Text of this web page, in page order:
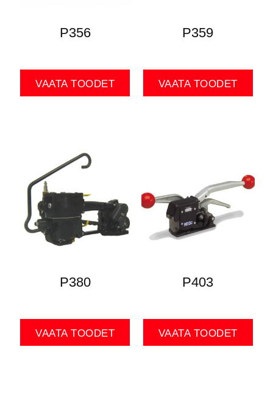
P356
VAATA TOODET
P359
VAATA TOODET
P380
VAATA TOODET
P403
VAATA TOODET